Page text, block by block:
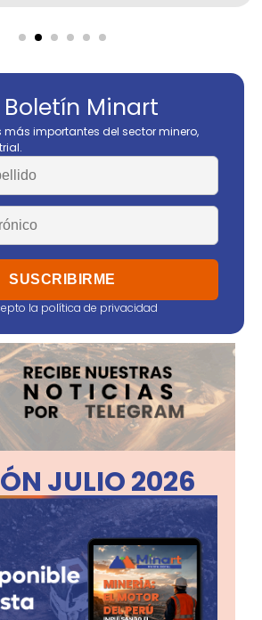
Boletín Minart
más importantes del sector minero,
la política de privacidad
JULIO 2026